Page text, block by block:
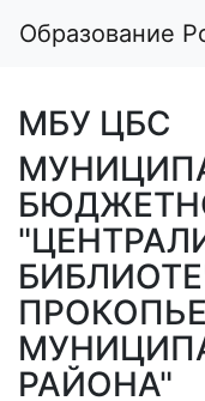
Образование
МБУ ЦБС
РАЙОНА"